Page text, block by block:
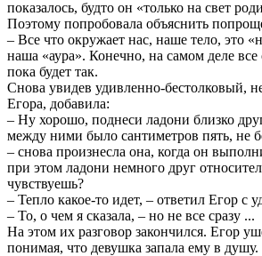
показалось, будто он «только на свет
Поэтому попробовала объяснить
– Все что окружает нас, наше тело, это
наша «аура». Конечно, на самом деле
пока будет так.
Снова увидев удивленно-бестолковый,
Егора, добавила:
– Ну хорошо, поднеси ладони близко
между ними было сантиметров пять, не
– снова произнесла она, когда он
при этом ладони немного друг
чувствуешь?
– Тепло какое-то идет, – ответил Егор с
– То, о чем я сказала, – но не все сразу ...
На этом их разговор закончился. Егор
понимая, что девушка запала ему в душу.